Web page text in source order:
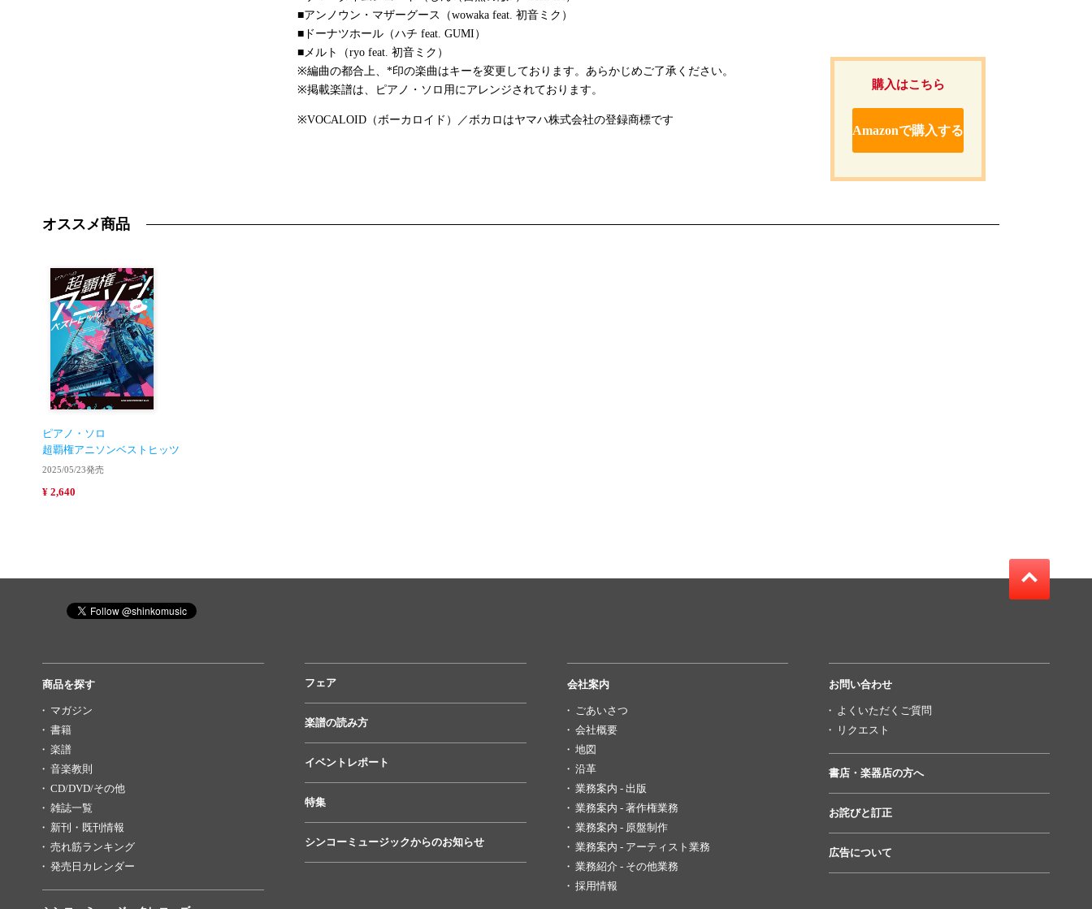
■アンノウン・マザーグース（wowaka feat. 初音ミク）
■ドーナツホール（ハチ feat. GUMI）
■メルト（ryo feat. 初音ミク）
※編曲の都合上、*印の楽曲はキーを変更しております。あらかじめご了承ください。
※掲載楽譜は、ピアノ・ソロ用にアレンジされております。
※VOCALOID（ボーカロイド）／ボカロはヤマハ株式会社の登録商標です
購入はこちら
Amazonで購入する
オススメ商品
ピアノ・ソロ
超覇権アニソンベストヒッツ
2025/05/23発売
¥ 2,640
商品を探す
マガジン
書籍
楽譜
音楽教則
CD/DVD/その他
雑誌一覧
新刊・既刊情報
売れ筋ランキング
発売日カレンダー
フェア
楽譜の読み方
イベントレポート
特集
シンコーミュージックからのお知らせ
会社案内
ごあいさつ
会社概要
地図
沿革
業務案内 - 出版
業務案内 - 著作権業務
業務案内 - 原盤制作
業務案内 - アーティスト業務
業務紹介 - その他業務
採用情報
お問い合わせ
よくいただくご質問
リクエスト
書店・楽器店の方へ
お詫びと訂正
広告について